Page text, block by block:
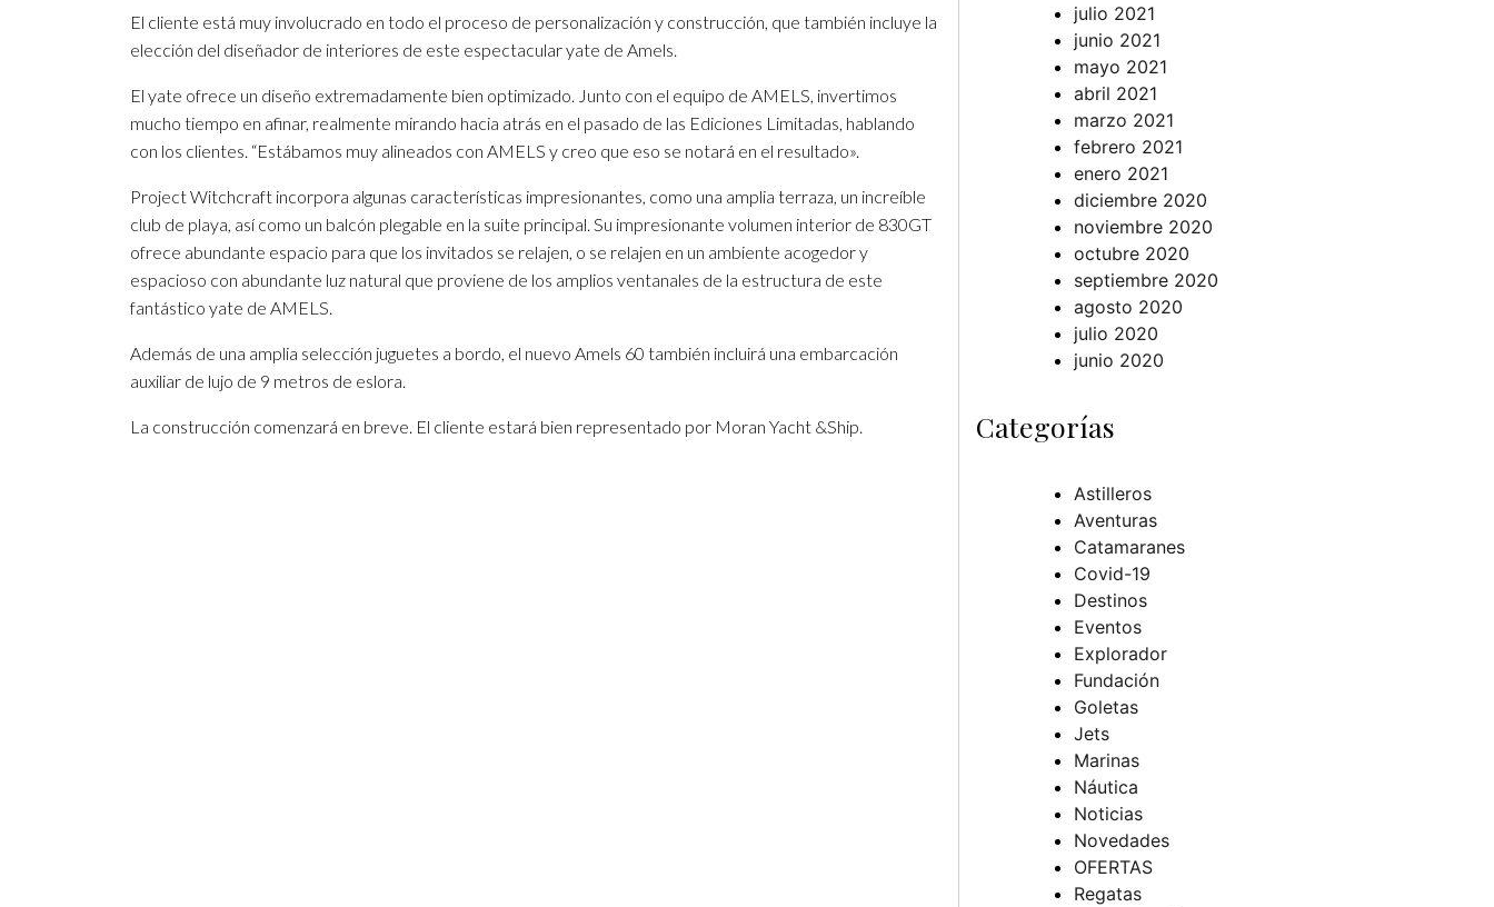
El cliente está muy involucrado en todo el proceso de personalización y construcción, que también incluye la
elección del diseñador de interiores de este espectacular yate de Amels.
El yate ofrece un diseño extremadamente bien optimizado. Junto con el equipo de AMELS, invertimos
mucho tiempo en afinar, realmente mirando hacia atrás en el pasado de las Ediciones Limitadas, hablando
con los clientes. “Estábamos muy alineados con AMELS y creo que eso se notará en el resultado».
Project Witchcraft incorpora algunas características impresionantes, como una amplia terraza, un increíble
club de playa, así como un balcón plegable en la suite principal. Su impresionante volumen interior de 830GT
ofrece abundante espacio para que los invitados se relajen, o se relajen en un ambiente acogedor y
espacioso con abundante luz natural que proviene de los amplios ventanales de la estructura de este
fantástico yate de AMELS.
Además de una amplia selección juguetes a bordo, el nuevo Amels 60 también incluirá una embarcación
auxiliar de lujo de 9 metros de eslora.
La construcción comenzará en breve. El cliente estará bien representado por Moran Yacht &Ship.
julio 2021
junio 2021
mayo 2021
abril 2021
marzo 2021
febrero 2021
enero 2021
diciembre 2020
noviembre 2020
octubre 2020
septiembre 2020
agosto 2020
julio 2020
junio 2020
Categorías
Astilleros
Aventuras
Catamaranes
Covid-19
Destinos
Eventos
Explorador
Fundación
Goletas
Jets
Marinas
Náutica
Noticias
Novedades
OFERTAS
Regatas